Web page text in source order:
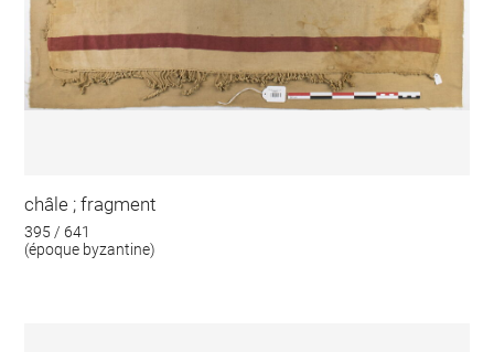
châle ; fragment
395 / 641
(époque byzantine)